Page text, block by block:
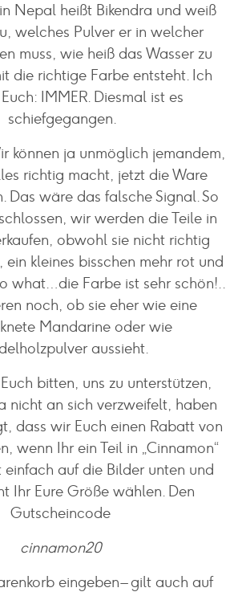
Nepal heißt Bikendra und weiß
welches Pulver er in welcher
muss, wie heiß das Wasser zu
die richtige Farbe entsteht. Ich
IMMER. Diesmal ist es
schiefgegangen.
können ja unmöglich jemandem,
richtig macht, jetzt die Ware
Das wäre das falsche Signal. So
wir werden die Teile in
obwohl sie nicht richtig
ein kleines bisschen mehr rot und
what…die Farbe ist sehr schön!..
noch, ob sie eher wie eine
Mandarine oder wie
aussieht.
bitten, uns zu unterstützen,
nicht an sich verzweifelt, haben
dass wir Euch einen Rabatt von
wenn Ihr ein Teil in „Cinnamon“
einfach auf die Bilder unten und
Ihr Eure Größe wählen. Den
Gutscheincode
cinnamon20
eingeben – gilt auch auf